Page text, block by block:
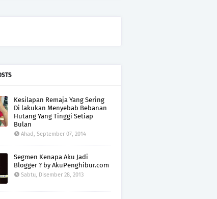
Kesilapan Remaja Yang Sering
Di lakukan Menyebab Bebanan
Hutang Yang Tinggi Setiap
Bulan
Ahad, September 07, 2014
Segmen Kenapa Aku Jadi
Blogger ? by AkuPenghibur.com
Sabtu, Disember 28, 2013